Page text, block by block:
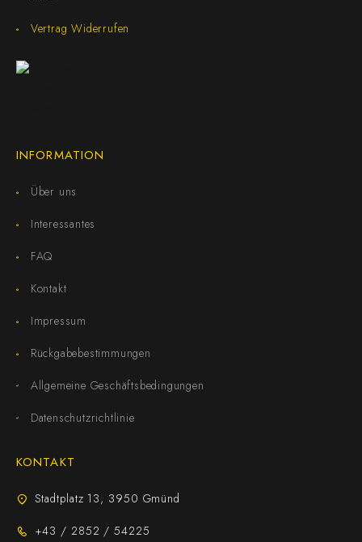
Vertrag Widerrufen
INFORMATION
Über uns
Interessantes
FAQ
Kontakt
Impressum
Rückgabebestimmungen
Allgemeine Geschäftsbedingungen
Datenschutzrichtlinie
KONTAKT
Stadtplatz 13, 3950 Gmünd
+43 / 2852 / 54225